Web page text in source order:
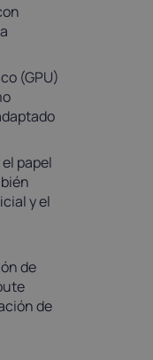
(GPU)
papel
y el
de
de